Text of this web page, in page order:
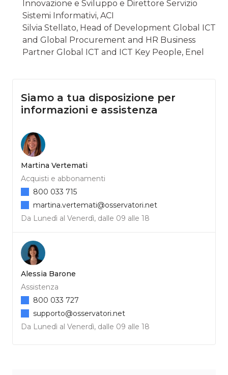
Innovazione e Sviluppo e Direttore Servizio
Sistemi Informativi, ACI
Silvia Stellato, Head of Development Global ICT
and Global Procurement and HR Business
Partner Global ICT and ICT Key People, Enel
Siamo a tua disposizione per
informazioni e assistenza
Martina Vertemati
Acquisti e abbonamenti
Da Lunedì al Venerdì, dalle 09 alle 18
800 033 715
martina.vertemati@osservatori.net
Alessia Barone
Assistenza
Da Lunedì al Venerdì, dalle 09 alle 18
800 033 727
supporto@osservatori.net